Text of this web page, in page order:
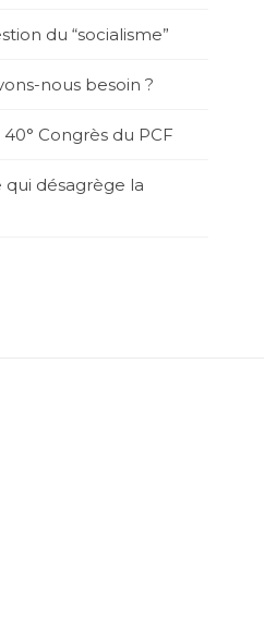
du “socialisme”
nous besoin ?
Congrès du PCF
désagrège la